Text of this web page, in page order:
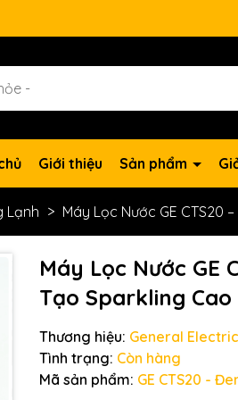
chờ đợi bạn
Giới thiệu Sản phẩm
Lạnh Máy Lọc Nước GE CTS20
Máy Lọc Nước GE
Tạo Sparkling Cao
Thương hiệu: General Electric
Tình trạng: Còn hàng
Mã sản phẩm: GE CTS20 -